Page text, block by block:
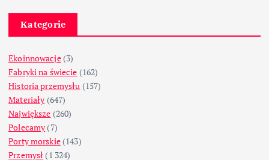
Kategorie
Ekoinnowacje(3)
Fabryki na świecie (162)
Historia przemysłu (157)
Materiały (647)
Największe (260)
Polecamy (7)
Porty morskie(143)
Przemysł (1 324)